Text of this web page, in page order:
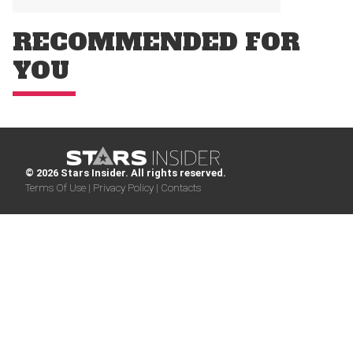
RECOMMENDED FOR
YOU
© 2026 Stars Insider. All rights reserved.
Terms Of Use | Privacy Policy | Contacts